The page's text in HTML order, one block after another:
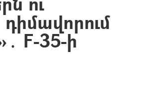
F-35-ի